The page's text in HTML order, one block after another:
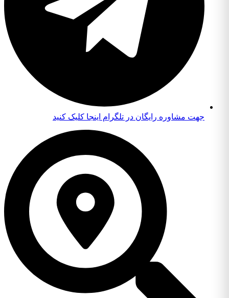
جهت مشاوره رایگان در تلگرام اینجا کلیک کنید